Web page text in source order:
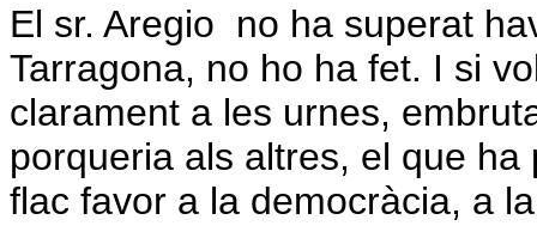
El sr. Aregio no ha superat
Tarragona, no ho ha fet. I si
clarament a les urnes,
porqueria als altres, el que
flac favor a la democràcia, a